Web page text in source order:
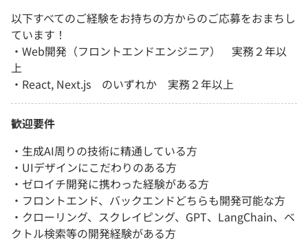
以下すべてのご経験をお持ちの方からのご応募をおまちし
ています！
・Web開発（フロントエンドエンジニア） 実務２年以
上
・React, Next.js のいずれか 実務２年以上
歓迎要件
・生成AI周りの技術に精通している方
・UIデザインにこだわりのある方
・ゼロイチ開発に携わった経験がある方
・フロントエンド、バックエンドどちらも開発可能な方
・クローリング、スクレイピング、GPT、LangChain、ベ
クトル検索等の開発経験がある方